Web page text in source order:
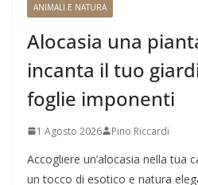
ANIMALI E NATURA
Alocasia una
incanta il tuo
foglie imponenti
1 Agosto 2026 Pino Riccardi
Accogliere un’alocasia nella tua
un tocco di esotico e natura